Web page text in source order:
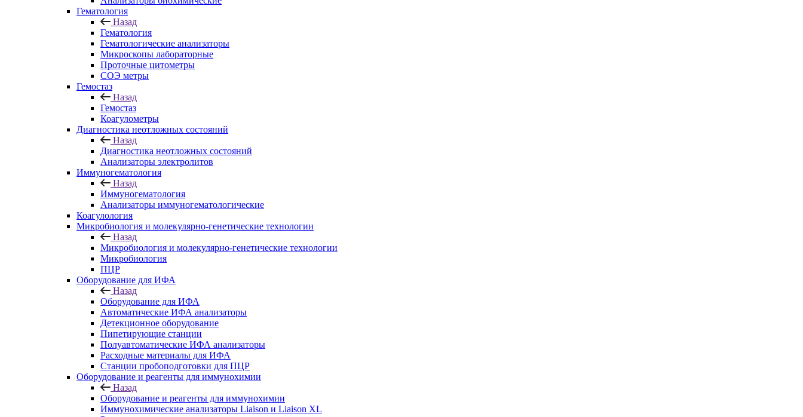
Гематология
Назад
Гематология
Гематологические анализаторы
Микроскопы лабораторные
Проточные цитометры
СОЭ метры
Гемостаз
Назад
Гемостаз
Коагулометры
Диагностика неотложных состояний
Назад
Диагностика неотложных состояний
Анализаторы электролитов
Иммуногематология
Назад
Иммуногематология
Анализаторы иммуногематологические
Коагулология
Микробиология и молекулярно-генетические технологии
Назад
Микробиология и молекулярно-генетические технологии
Микробиология
ПЦР
Оборудование для ИФА
Назад
Оборудование для ИФА
Автоматические ИФА анализаторы
Детекционное оборудование
Пипетирующие станции
Полуавтоматические ИФА анализаторы
Расходные материалы для ИФА
Станции пробоподготовки для ПЦР
Оборудование и реагенты для иммунохимии
Назад
Оборудование и реагенты для иммунохимии
Иммунохимические анализаторы Liaison и Liaison XL